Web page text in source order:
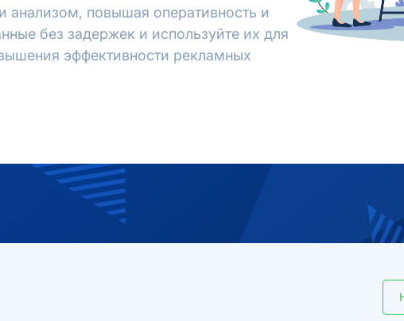
анализом, повышая оперативность и
без задержек и используйте их для
эффективности рекламных